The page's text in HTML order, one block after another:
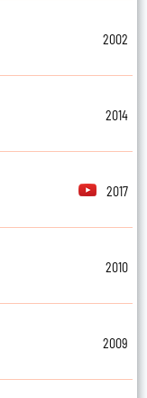
2002
2014
2017
2010
2009